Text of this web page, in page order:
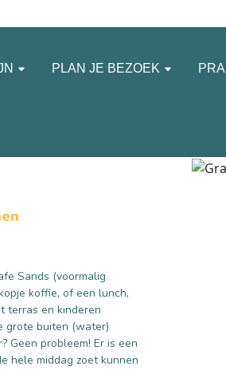
PLAN JE BEZOEK
Sands (voormalig
koffie, of een lunch,
terras en kinderen
grote buiten (water)
Geen probleem! Er is een
hele middag zoet kunnen